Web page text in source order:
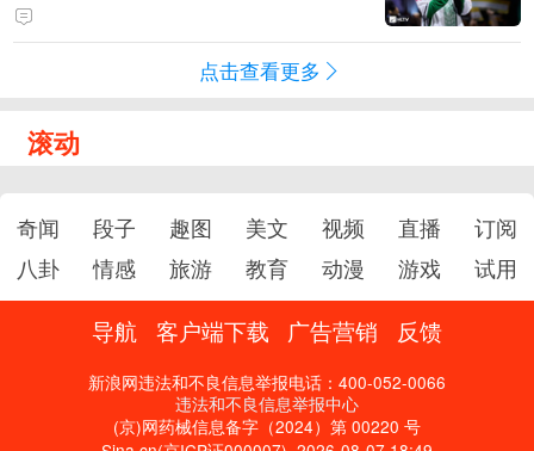
点击查看更多
滚动
奇闻 段子 趣图 美文 视频 直播
订阅
八卦
情感 旅游 教育 动漫 游戏 试用
导航 客户端下载 广告营销 反馈
新浪网违法和不良信息举报电话：400-052-0066
违法和不良信息举报中心
(京)网药械信息备字（2024）第 00220 号